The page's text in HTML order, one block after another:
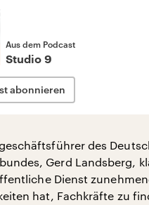
Aus dem Podcast
Studio 9
abonnieren
des
Gerd Landsberg,
Dienst
hat, Fachkräfte zu